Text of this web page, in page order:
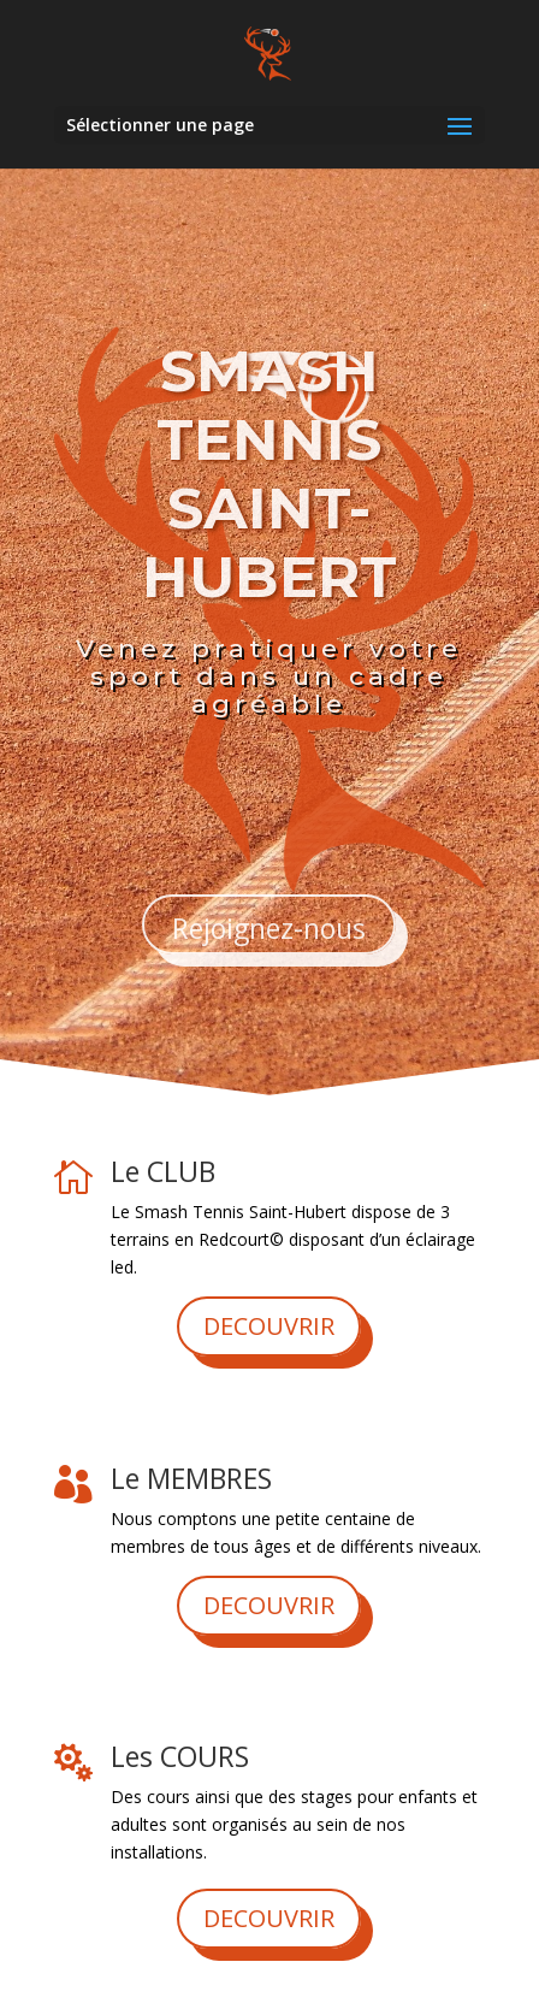
Sélectionner une page
SMASH
TENNIS
SAINT-
HUBERT
Venez pratiquer votre
sport dans un cadre
agréable
Rejoignez-nous
 Le CLUB
Le Smash Tennis Saint-Hubert dispose de 3
terrains en Redcourt© disposant d’un éclairage
led.
DECOUVRIR
 Le MEMBRES
Nous comptons une petite centaine de
membres de tous âges et de différents niveaux.
DECOUVRIR
 Les COURS
Des cours ainsi que des stages pour enfants et
adultes sont organisés au sein de nos
installations.
DECOUVRIR